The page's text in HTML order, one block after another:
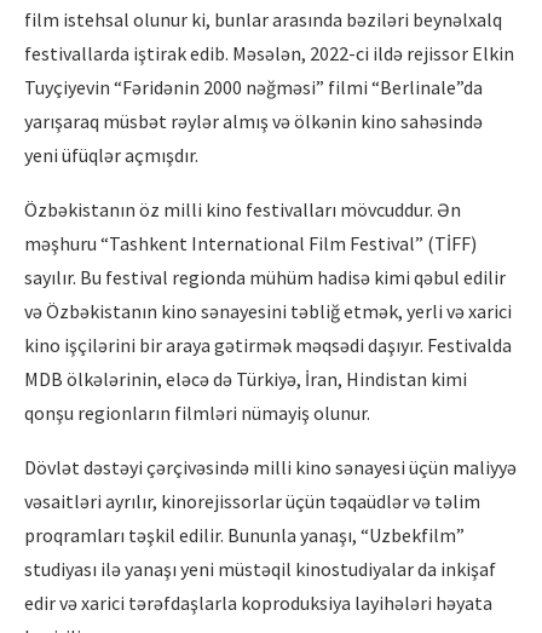
film istehsal olunur ki, bunlar arasında bəziləri beynəlxalq
festivallarda iştirak edib. Məsələn, 2022-ci ildə rejissor Elkin
Tuyçiyevin “Fəridənin 2000 nəğməsi” filmi “Berlinale”da
yarışaraq müsbət rəylər almış və ölkənin kino sahəsində
yeni üfüqlər açmışdır.
Özbəkistanın öz milli kino festivalları mövcuddur. Ən
məşhuru “Tashkent International Film Festival” (TİFF)
sayılır. Bu festival regionda mühüm hadisə kimi qəbul edilir
və Özbəkistanın kino sənayesini təbliğ etmək, yerli və xarici
kino işçilərini bir araya gətirmək məqsədi daşıyır. Festivalda
MDB ölkələrinin, eləcə də Türkiyə, İran, Hindistan kimi
qonşu regionların filmləri nümayiş olunur.
Dövlət dəstəyi çərçivəsində milli kino sənayesi üçün maliyyə
vəsaitləri ayrılır, kinorejissorlar üçün təqaüdlər və təlim
proqramları təşkil edilir. Bununla yanaşı, “Uzbekfilm”
studiyası ilə yanaşı yeni müstəqil kinostudiyalar da inkişaf
edir və xarici tərəfdaşlarla koproduksiya layihələri həyata